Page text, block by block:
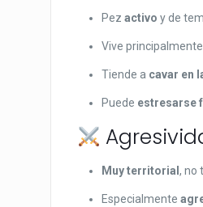
Pez activo y de
Vive principalmente
Tiende a cavar en
Puede estresarse
Muy territorial , no
Especialmente